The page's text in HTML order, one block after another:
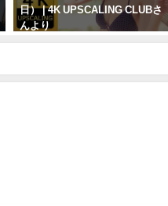
日） | 4K UPSCALING CLUBさ
んより